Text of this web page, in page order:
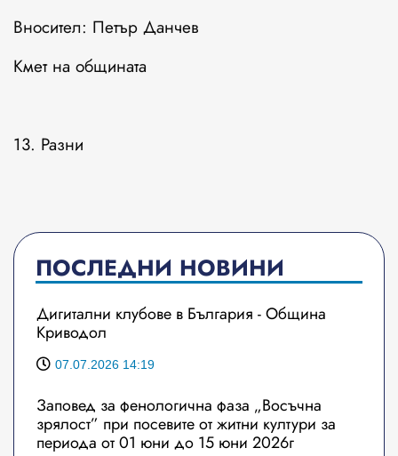
Вносител: Петър Данчев
Кмет на общината
13. Разни
ПОСЛЕДНИ НОВИНИ
Дигитални клубове в България - Община
Криводол
07.07.2026 14:19
Заповед за фенологична фаза „Восъчна
зрялост” при посевите от житни култури за
периода от 01 юни до 15 юни 2026г